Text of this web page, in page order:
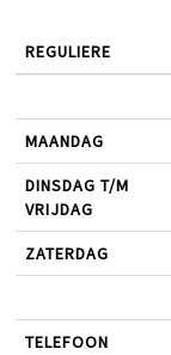
REGULIERE
MAANDAG
DINSDAG T/M
VRIJDAG
ZATERDAG
TELEFOON